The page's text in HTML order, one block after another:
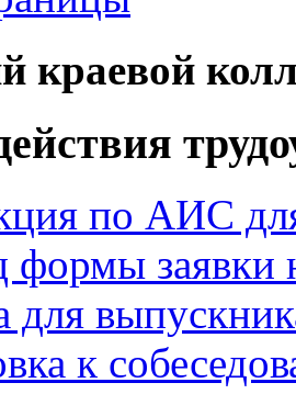
краевой
по АИС
формы заявки
для
к